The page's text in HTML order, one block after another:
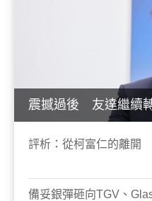
震撼過後 友達繼續
評析：從柯富仁的離開
備妥銀彈砸向TGV、